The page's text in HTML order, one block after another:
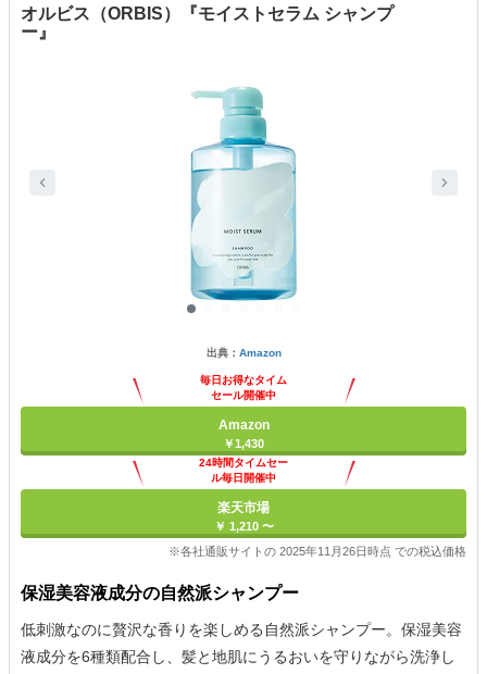
オルビス（ORBIS）『モイストセラム シャンプ
ー』
出典： Amazon
毎日お得なタイム
セール開催中
Amazon
￥1,430
24時間タイムセー
ル毎日開催中
楽天市場
￥ 1,210 〜
※各社通販サイトの 2025年11月26日時点 での税込価格
保湿美容液成分の自然派シャンプー
低刺激なのに贅沢な香りを楽しめる自然派シャンプー。保湿美容
液成分を6種類配合し、髪と地肌にうるおいを守りながら洗浄し